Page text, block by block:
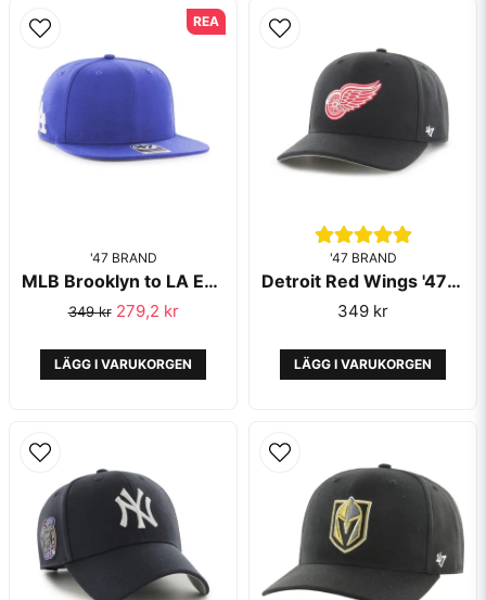
Ja, ni får publicera min fråga
'47 BRAND
MLB Brooklyn to LA Expansion Snapback Captain Royal - '47 Brand
349 kr 279,2 kr
LÄGG I VARUKORGEN
REA
'47 BRAND
Detroit Red Wings '47 MVP Cold Zone Black
349 kr
LÄGG I VARUKORGEN